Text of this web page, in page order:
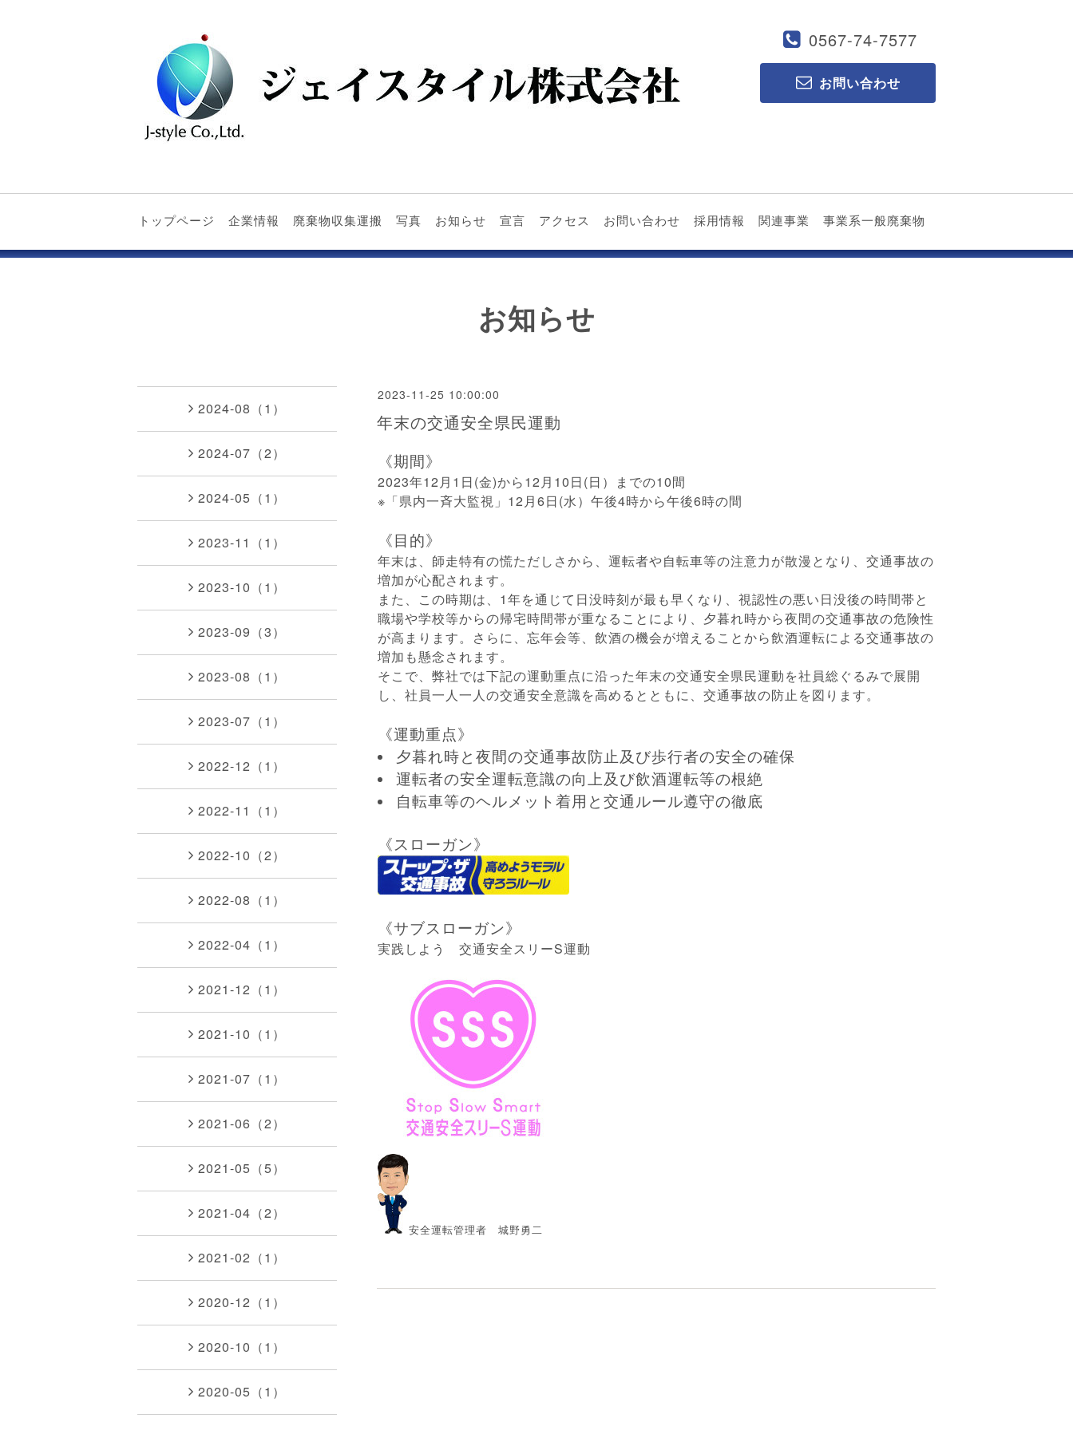
0567-74-7577
お問い合わせ
トップページ 企業情報 廃棄物収集運搬 写真 お知らせ 宣言 アクセス お問い合わせ 採用情報 関連事業 事業系一般廃棄物
お知らせ
2023-11-25 10:00:00
年末の交通安全県民運動
《期間》
2023年12月1日(金)から12月10日(日）までの10間
※「県内一斉大監視」12月6日(水）午後4時から午後6時の間
《目的》
年末は、師走特有の慌ただしさから、運転者や自転車等の注意力が散漫となり、交通事故の
増加が心配されます。
また、この時期は、1年を通じて日没時刻が最も早くなり、視認性の悪い日没後の時間帯と
職場や学校等からの帰宅時間帯が重なることにより、夕暮れ時から夜間の交通事故の危険性
が高まります。さらに、忘年会等、飲酒の機会が増えることから飲酒運転による交通事故の
増加も懸念されます。
そこで、弊社では下記の運動重点に沿った年末の交通安全県民運動を社員総ぐるみで展開
し、社員一人一人の交通安全意識を高めるとともに、交通事故の防止を図ります。
《運動重点》
夕暮れ時と夜間の交通事故防止及び歩行者の安全の確保
運転者の安全運転意識の向上及び飲酒運転等の根絶
自転車等のヘルメット着用と交通ルール遵守の徹底
《スローガン》
《サブスローガン》
実践しよう 交通安全スリーS運動
安全運転管理者 城野勇二
2024-08（1）
2024-07（2）
2024-05（1）
2023-11（1）
2023-10（1）
2023-09（3）
2023-08（1）
2023-07（1）
2022-12（1）
2022-11（1）
2022-10（2）
2022-08（1）
2022-04（1）
2021-12（1）
2021-10（1）
2021-07（1）
2021-06（2）
2021-05（5）
2021-04（2）
2021-02（1）
2020-12（1）
2020-10（1）
2020-05（1）